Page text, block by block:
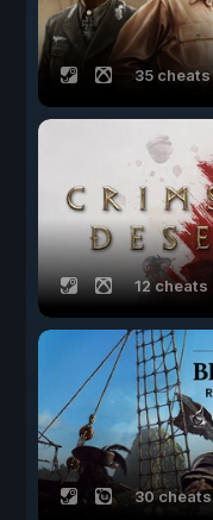
35 cheats
12 cheats
30 cheats